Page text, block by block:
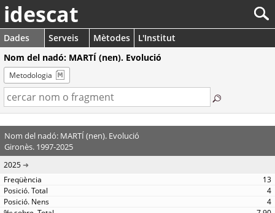
idescat
Dades Serveis Mètodes
L'Institut
Nom del nadó: MARTÍ (nen). Evolució
Metodologia
Nom del nadó: MARTÍ (nen). Evolució
Gironès. 1997-2025
2025
13
4
4